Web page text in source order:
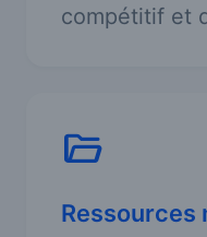
compétitif et
Ressources